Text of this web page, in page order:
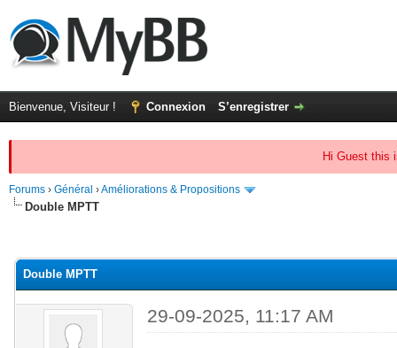
Bienvenue, Visiteur ! Connexion S’enregistrer
Hi Guest this
Forums › Général ›Améliorations & Propositions
Double MPTT
Double MPTT
29-09-2025, 11:17 AM